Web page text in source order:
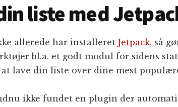
liste med
allerede har installeret Jetpack, så
bl.a. et godt modul for sidens
lave din liste over dine mest
ikke fundet en plugin der